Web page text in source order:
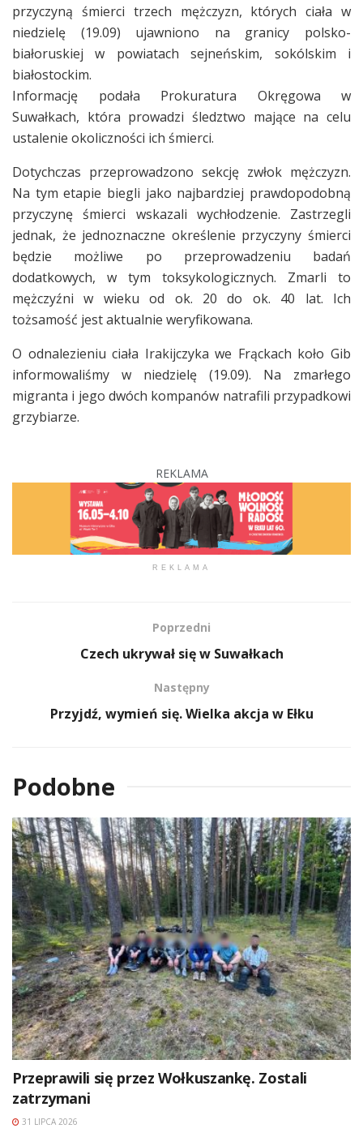
przyczyną śmierci trzech mężczyzn, których ciała w
niedzielę (19.09) ujawniono na granicy polsko-
białoruskiej w powiatach sejneńskim, sokólskim i
białostockim.
Informację podała Prokuratura Okręgowa w
Suwałkach, która prowadzi śledztwo mające na celu
ustalenie okoliczności ich śmierci.
Dotychczas przeprowadzono sekcję zwłok mężczyzn.
Na tym etapie biegli jako najbardziej prawdopodobną
przyczynę śmierci wskazali wychłodzenie. Zastrzegli
jednak, że jednoznaczne określenie przyczyny śmierci
będzie możliwe po przeprowadzeniu badań
dodatkowych, w tym toksykologicznych. Zmarli to
mężczyźni w wieku od ok. 20 do ok. 40 lat. Ich
tożsamość jest aktualnie weryfikowana.
O odnalezieniu ciała Irakijczyka we Frąckach koło Gib
informowaliśmy w niedzielę (19.09). Na zmarłego
migranta i jego dwóch kompanów natrafili przypadkowi
grzybiarze.
REKLAMA
REKLAMA
Poprzedni
Czech ukrywał się w Suwałkach
Następny
Przyjdź, wymień się. Wielka akcja w Ełku
Podobne
Przeprawili się przez Wołkuszankę. Zostali
zatrzymani
31 LIPCA 2026